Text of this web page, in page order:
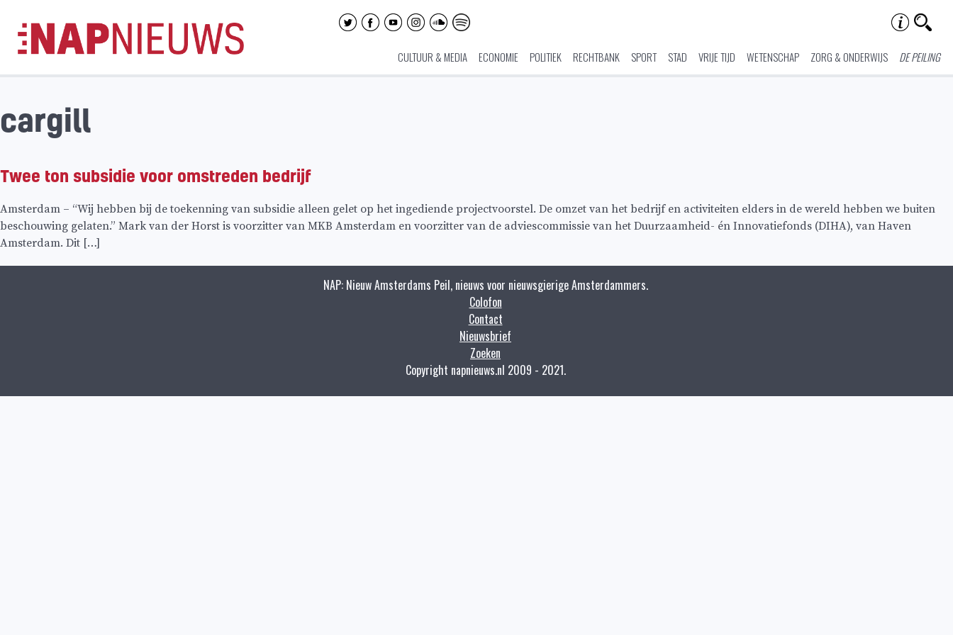
naar
inhoud
CULTUUR & MEDIA ECONOMIE POLITIEK RECHTBANK SPORT STAD VRIJE TIJD WETENSCHAP ZORG & ONDERWIJS DE PEILING
cargill
Twee ton subsidie voor omstreden bedrijf
Amsterdam – “Wij hebben bij de toekenning van subsidie alleen gelet op het ingediende projectvoorstel. De omzet van het bedrijf en activiteiten elders in de wereld hebben we buiten
beschouwing gelaten.” Mark van der Horst is voorzitter van MKB Amsterdam en voorzitter van de adviescommissie van het Duurzaamheid- én Innovatiefonds (DIHA), van Haven
Amsterdam. Dit […]
NAP: Nieuw Amsterdams Peil, nieuws voor nieuwsgierige Amsterdammers.
Colofon
Contact
Nieuwsbrief
Zoeken
Copyright napnieuws.nl 2009 - 2021.